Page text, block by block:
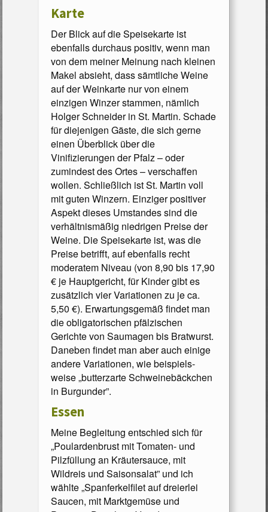
Karte
Der Blick auf die Speisekarte ist
ebenfalls durchaus positiv, wenn man
von dem meiner Meinung nach kleinen
Makel absieht, dass sämtliche Weine
auf der Weinkarte nur von einem
einzigen Winzer stammen, nämlich
Holger Schneider in St. Martin. Schade
für diejenigen Gäste, die sich gerne
einen Überblick über die
Vinifizierungen der Pfalz – oder
zumindest des Ortes – verschaffen
wollen. Schließlich ist St. Martin voll
mit guten Winzern. Einziger positiver
Aspekt dieses Umstandes sind die
verhältnismäßig niedrigen Preise der
Weine. Die Speisekarte ist, was die
Preise betrifft, auf ebenfalls recht
moderatem Niveau (von 8,90 bis 17,90
€ je Hauptgericht, für Kinder gibt es
zusätzlich vier Variationen zu je ca.
5,50 €). Erwartungsgemäß findet man
die obligatorischen pfälzischen
Gerichte von Saumagen bis Bratwurst.
Daneben findet man aber auch einige
andere Variationen, wie beispiels­
weise „butterzar­te Schwei­nebäckchen
in Burgunder”.
Essen
Meine Begleitung entschied sich für
„Poulardenbrust mit Tomaten- und
Pilzfüllung an Kräutersauce, mit
Wildreis und Saisonsalat” und ich
wählte „Spanferkelfilet auf dreierlei
Saucen, mit Marktgemüse und